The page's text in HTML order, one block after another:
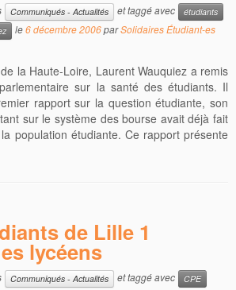
Communiqués - Actualités et taggé avec
étudiants
le6 décembre 2006parSolidaires Étudiant-es
la Haute-Loire, Laurent Wauquiez a remis
sur la santé des étudiants. Il
rapport sur la question étudiante, son
sur le système des bourse avait déjà fait
population étudiante. Ce rapport présente
de Lille 1
lycéens
Communiqués - Actualités et taggé avec
CPE